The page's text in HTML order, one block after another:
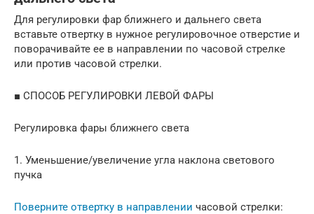
Для регулировки фар ближнего и дальнего света
вставьте отвертку в нужное регулировочное отверстие и
поворачивайте ее в направлении по часовой стрелке
или против часовой стрелки.
■ СПОСОБ РЕГУЛИРОВКИ ЛЕВОЙ ФАРЫ
Регулировка фары ближнего света
1. Уменьшение/увеличение угла наклона светового
пучка
Поверните отвертку в направлении часовой стрелки: